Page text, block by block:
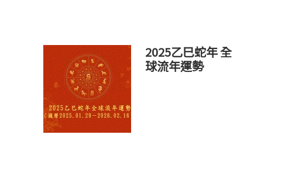
2025乙巳蛇年 全
球流年運勢